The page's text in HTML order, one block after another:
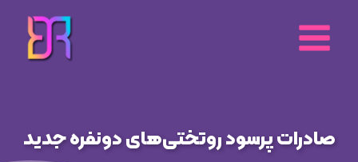
محتوا
صادرات پرسود روتختی‌های دونفره جدید